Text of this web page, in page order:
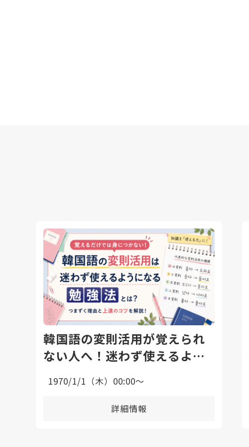
韓国語の変則活用が覚えられ
ない人へ！迷わず使えるよう
1970/1/1（木）00:00〜
詳細情報